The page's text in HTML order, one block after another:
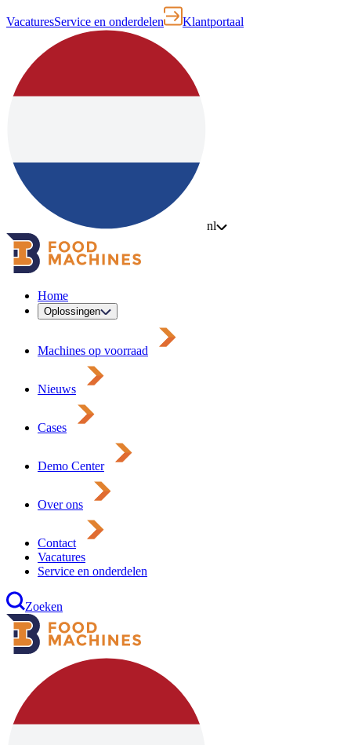
VacaturesService en onderdelen Klantportaal
nl
Home
Oplossingen
Machines op voorraad
Nieuws
Cases
Demo Center
Over ons
Contact
Vacatures
Service en onderdelen
Zoeken